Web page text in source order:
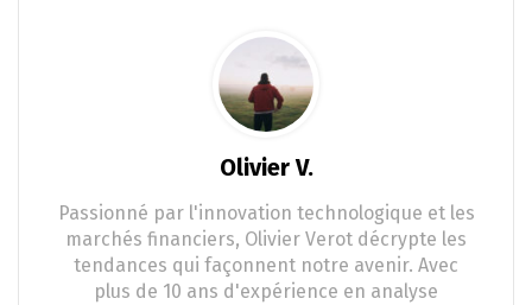
Olivier V.
Passionné par l'innovation technologique et les
marchés financiers, Olivier Verot décrypte les
tendances qui façonnent notre avenir. Avec
plus de 10 ans d'expérience en analyse